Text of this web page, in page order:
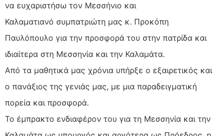
να ευχαριστήσω τον Μεσσήνιο και
Καλαματιανό συμπατριώτη μας κ. Προκόπη
Παυλόπουλο για την προσφορά του στην πατρίδα και
ιδιαίτερα στη Μεσσηνία και την Καλαμάτα.
Από τα μαθητικά μας χρόνια υπήρξε ο εξαιρετικός και
ο πανάξιος της γενιάς μας, με μια παραδειγματική
πορεία και προσφορά.
Το έμπρακτο ενδιαφέρον του για τη Μεσσηνία και την